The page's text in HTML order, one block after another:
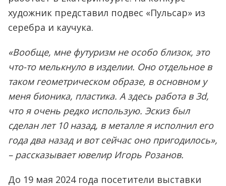
художник представил подвес «Пульсар» из
серебра и каучука.
«Вообще, мне футуризм не особо близок, это
что-то мелькнуло в изделии. Оно отдельное в
таком геометрическом образе, в основном у
меня бионика, пластика. А здесь работа в 3d,
что я очень редко использую. Эскиз был
сделан лет 10 назад, в металле я исполнил его
года два назад и вот сейчас оно пригодилось»,
– рассказывает ювелир Игорь Розанов.
До 19 мая 2024 года посетители выставки